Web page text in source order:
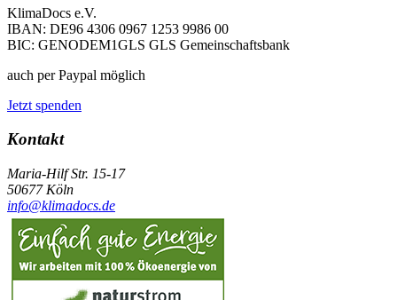
KlimaDocs e.V.
IBAN: DE96 4306 0967 1253 9986 00
BIC: GENODEM1GLS GLS Gemeinschaftsbank
auch per Paypal möglich
Jetzt spenden
Kontakt
Maria-Hilf Str. 15-17
50677 Köln
info@klimadocs.de